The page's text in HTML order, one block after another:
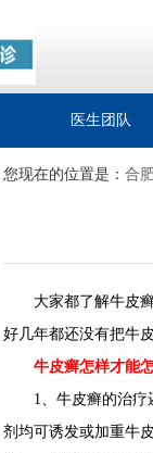
医生团队
您现在的位置是： 合
大家都了解牛皮癣
好几年都还没有把牛
牛皮癣怎样才能怎
1、牛皮癣的治疗还
剂均可诱发或加重牛